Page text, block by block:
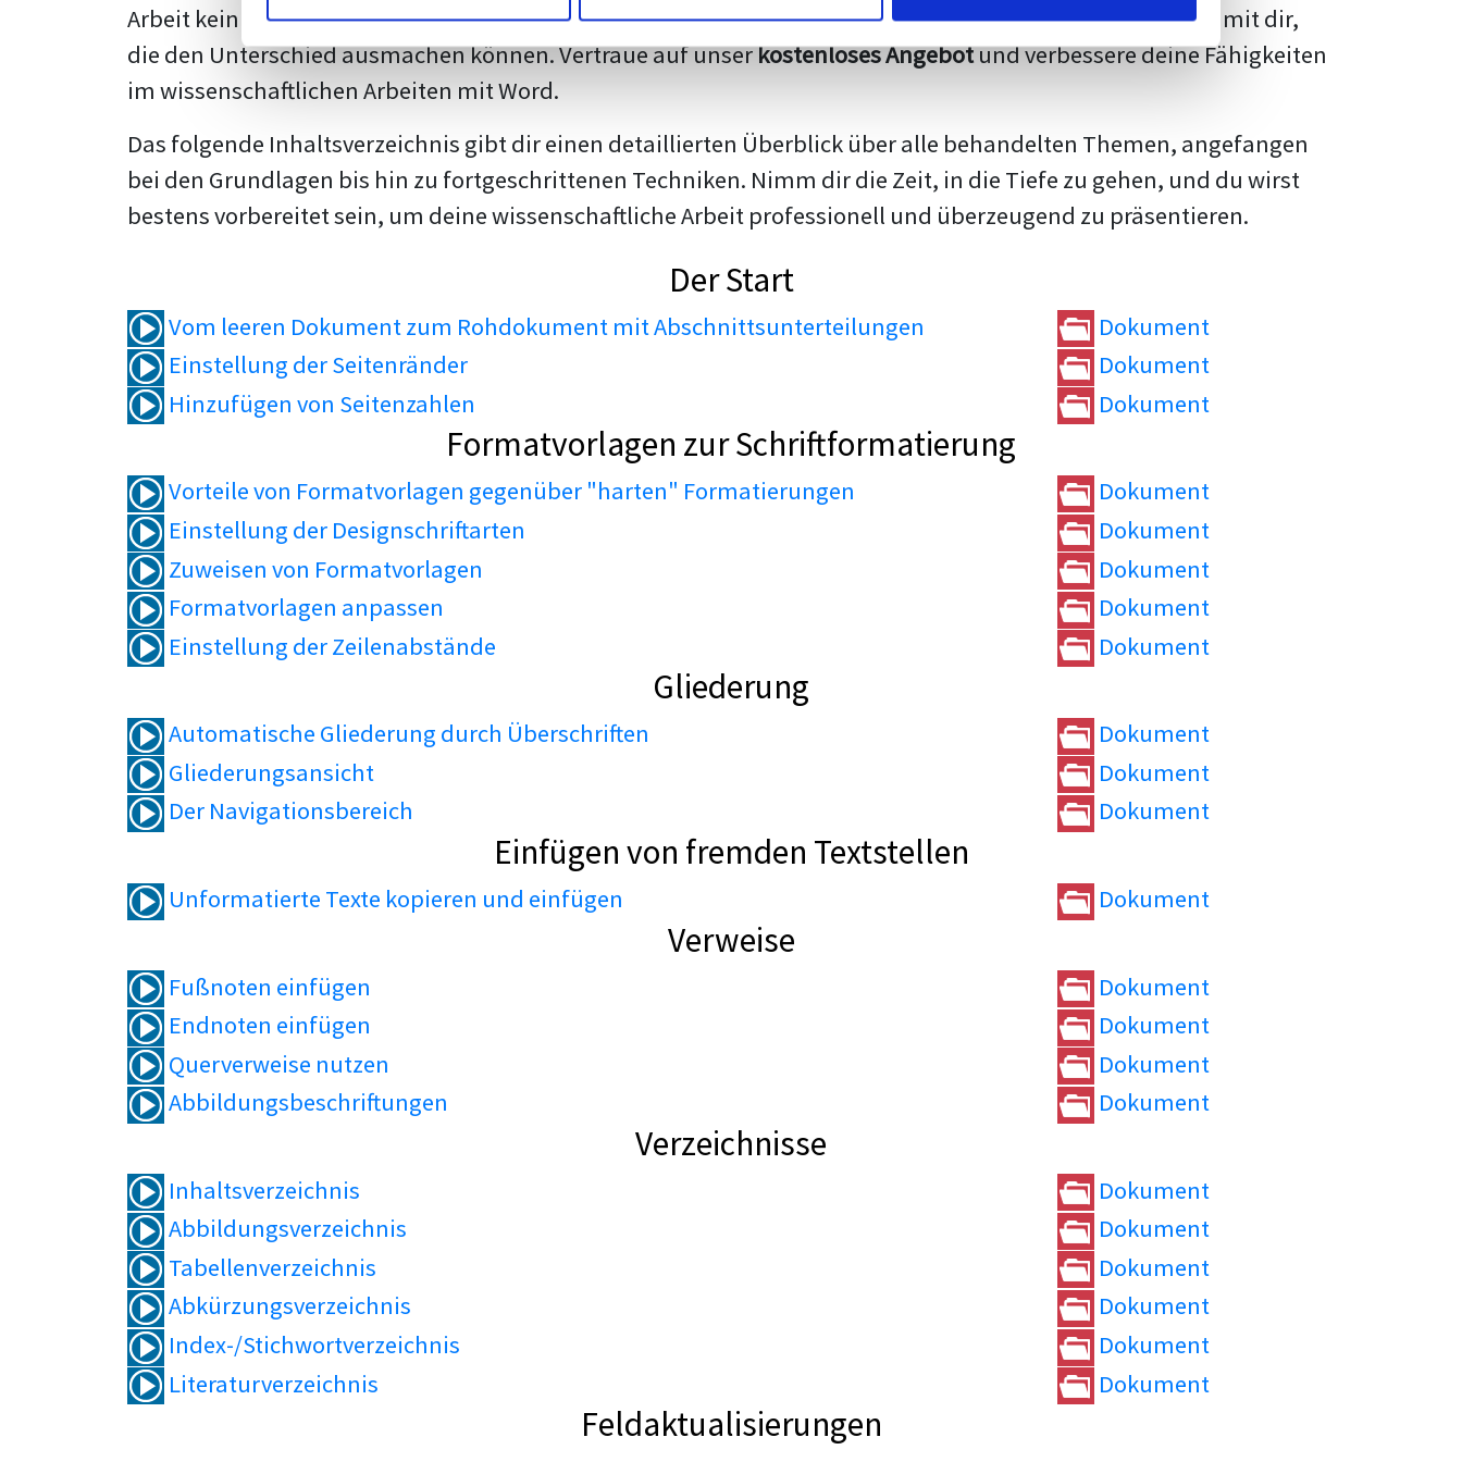
Arbeit kein Problem mehr für dich darstellen. Unsere erfahrenen Trainer teilen wertvolleTipps und Tricks
mit dir,
die den Unterschied ausmachen können. Vertraue auf unserkostenloses Angebotund verbessere deine Fähigkeiten
im wissenschaftlichen Arbeiten mit Word.
Das folgende Inhaltsverzeichnis gibt dir einen detaillierten Überblick über alle behandelten Themen, angefangen
bei den Grundlagen bis hin zu fortgeschrittenen Techniken. Nimm dir die Zeit, in die Tiefe zu gehen, und du wirst
bestens vorbereitet sein, um deine wissenschaftliche Arbeit professionell und überzeugend zu präsentieren.
Der Start
Vom leeren Dokument zum Rohdokument mit Abschnittsunterteilungen
Dokument
Einstellung der Seitenränder
Dokument
Hinzufügen von Seitenzahlen
Dokument
Formatvorlagen zur Schriftformatierung
Vorteile von Formatvorlagen gegenüber "harten" Formatierungen
Dokument
Einstellung der Designschriftarten
Dokument
Zuweisen von Formatvorlagen
Dokument
Formatvorlagen anpassen
Dokument
Einstellung der Zeilenabstände
Dokument
Gliederung
Automatische Gliederung durch Überschriften
Dokument
Gliederungsansicht
Dokument
Der Navigationsbereich
Dokument
Einfügen von fremden Textstellen
Unformatierte Texte kopieren und einfügen Dokument
Verweise
Fußnoten einfügen
Dokument
Endnoten einfügen
Dokument
Querverweise nutzen
Dokument
Abbildungsbeschriftungen
Dokument
Verzeichnisse
Inhaltsverzeichnis
Dokument
Abbildungsverzeichnis
Dokument
Tabellenverzeichnis
Dokument
Abkürzungsverzeichnis
Dokument
Index-/Stichwortverzeichnis
Dokument
Literaturverzeichnis
Dokument
Feldaktualisierungen